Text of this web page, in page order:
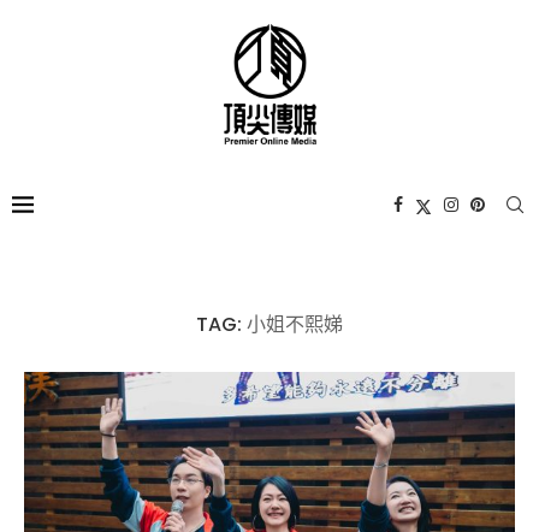
TAG: 小姐不熙娣